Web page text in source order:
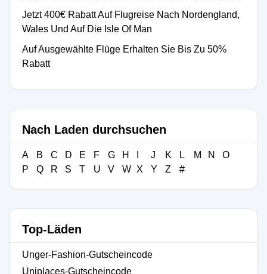
Jetzt 400€ Rabatt Auf Flugreise Nach Nordengland,
Wales Und Auf Die Isle Of Man
Auf Ausgewählte Flüge Erhalten Sie Bis Zu 50%
Rabatt
Nach Laden durchsuchen
A B C D E F G H J K L M N
O
P
Q R S T U V W X Y Z #
Top-Läden
Unger-Fashion-Gutscheincode
Uniplaces-Gutscheincode